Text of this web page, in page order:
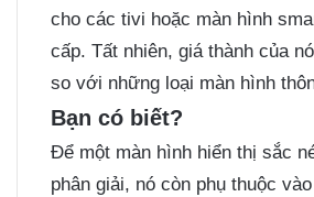
cho các tivi hoặc màn hình
cấp. Tất nhiên, giá thành của
so với những loại màn hình
Bạn có biết?
Để một màn hình hiển thị sắc
phân giải, nó còn phụ thuộc